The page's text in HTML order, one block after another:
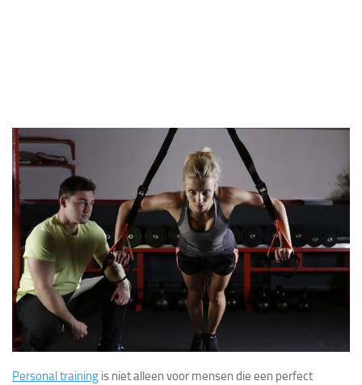
Personal training is niet alleen voor mensen die een perfect